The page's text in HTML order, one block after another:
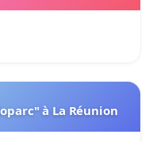
à La Réunion